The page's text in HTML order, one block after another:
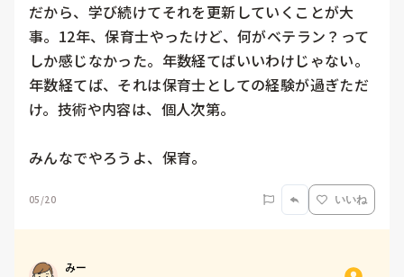
だから、学び続けてそれを更新していくことが大
事。12年、保育士やったけど、何がベテラン？って
しか感じなかった。年数経てばいいわけじゃない。
年数経てば、それは保育士としての経験が過ぎただ
け。技術や内容は、個人次第。
みんなでやろうよ、保育。
05/20 いいね
みー